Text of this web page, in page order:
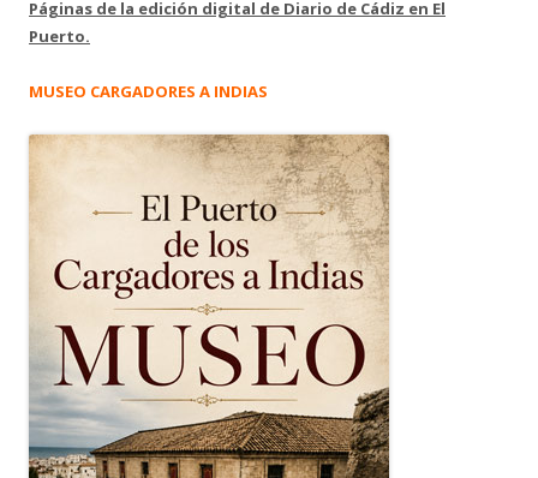
Páginas de la edición digital de Diario de Cádiz en El
Puerto.
MUSEO CARGADORES A INDIAS